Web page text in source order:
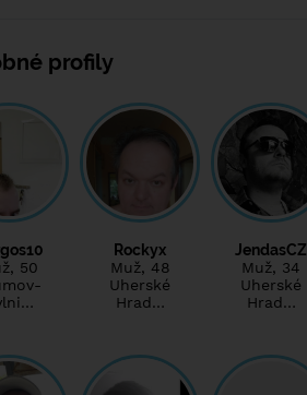
profily
, 50
Rockyx
Muž, 48
Uherské
Hrad…
JendasCZ
Muž, 34
Uherské
Hrad…